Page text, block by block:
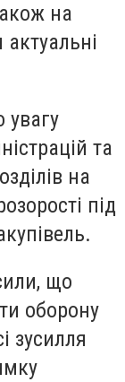
на
увагу
та
на
під
що
оборону
зусилля